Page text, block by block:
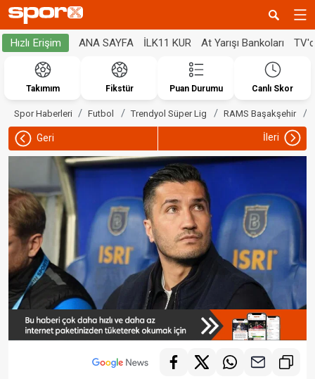
Hızlı Erişim ANA SAYFA İLK11 KUR At Yarışı Bankoları
Takımım Fikstür Puan Durumu Canlı Skor
Spor Haberleri Futbol Trendyol Süper Lig RAMS Başakşehir
Geri İleri